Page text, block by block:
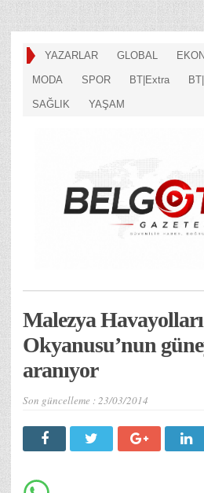
YAZARLAR GLOBAL
MODA SPOR BT|Extra
SAĞLIK YAŞAM
Malezya
Okyanusu’nun
aranıyor
Son güncelleme :23/03/2014